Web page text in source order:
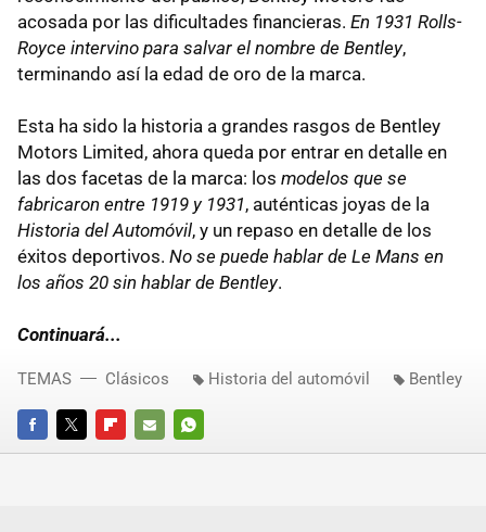
acosada por las dificultades financieras. En 1931 Rolls-
Royce intervino para salvar el nombre de Bentley,
terminando así la edad de oro de la marca.
Esta ha sido la historia a grandes rasgos de Bentley
Motors Limited, ahora queda por entrar en detalle en
las dos facetas de la marca: los modelos que se
fabricaron entre 1919 y 1931, auténticas joyas de la
Historia del Automóvil, y un repaso en detalle de los
éxitos deportivos. No se puede hablar de Le Mans en
los años 20 sin hablar de Bentley.
Continuará...
FACEBOOKTWITTERFLIPBOARD
E-
WHATSAPP
TEMAS Clásicos Historia del automóvil Bentley